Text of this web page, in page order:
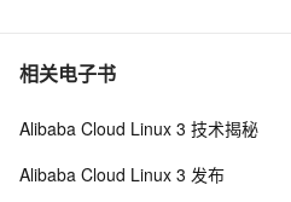
相关电子书
Alibaba Cloud Linux 3 技术揭秘
Alibaba Cloud Linux 3 发布